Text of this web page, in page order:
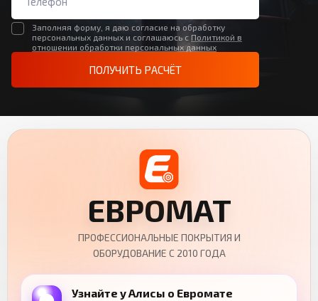
Заполняя форму, я даю согласие на обработку
персональных данных и соглашаюсь с Политикой в
отношении обработки персональных данных
ПОЛУЧИТЬ РАСЧЁТ
ЕВРОМАТ
ПРОФЕССИОНАЛЬНЫЕ ПОКРЫТИЯ И
ОБОРУДОВАНИЕ С 2010 ГОДА
Узнайте у Алисы о Евромате